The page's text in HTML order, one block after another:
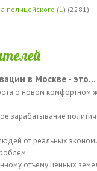
полицейского (1 ) (2281)
в Москве - это...
о новом комфортном
зарабатывание
от реальных
отъему ценных